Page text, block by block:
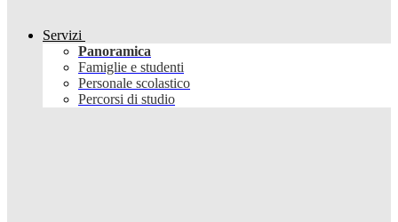
Servizi
Panoramica
Famiglie e studenti
Personale scolastico
Percorsi di studio